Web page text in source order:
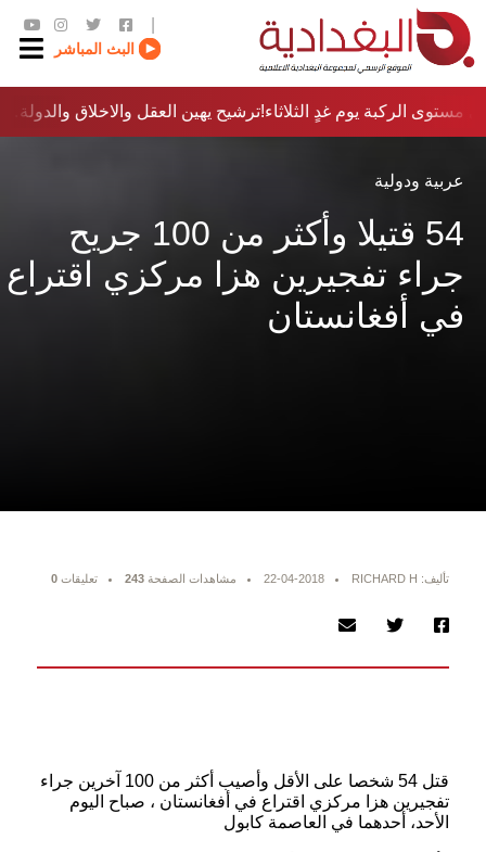
البث المباشر
ترشيح يهين العقل والاخلاق والدولة…؟!مستوى الركبة يوم غدٍ الثلاثاء
عربية ودولية
54 قتيلا وأكثر من 100 جريح
جراء تفجيرين هزا مركزي اقتراع
في أفغانستان
تأليف: RICHARD H 22-04-2018 مشاهدات الصفحة 243 تعليقات 0
قتل 54 شخصا على الأقل وأصيب أكثر من 100 آخرين جراء
تفجيرين هزا مركزي اقتراع في أفغانستان ، صباح اليوم
الأحد، أحدهما في العاصمة كابول